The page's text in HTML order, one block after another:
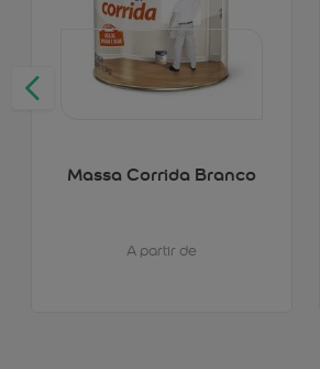
Massa Corrida Branco
A partir de